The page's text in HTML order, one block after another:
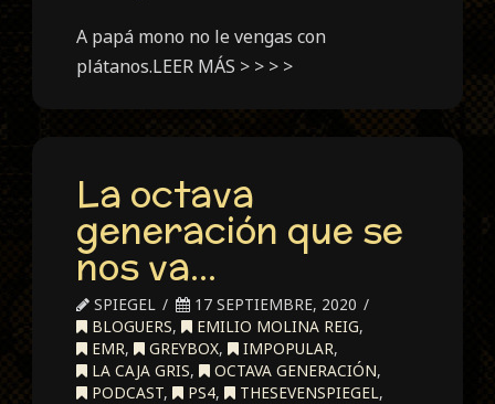
A papá mono no le vengas con
plátanos.LEER MÁS > > > >
La octava
generación que se
nos va…
SPIEGEL
17 SEPTIEMBRE, 2020
BLOGUERS, EMILIO MOLINA REIG,
EMR, GREYBOX, IMPOPULAR,
LA CAJA GRIS, OCTAVA GENERACIÓN,
PODCAST, PS4, THESEVENSPIEGEL,